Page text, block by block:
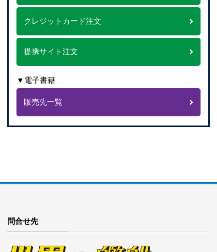
クレジットカード注文
提携サイト注文
▼電子書籍
販売先一覧
問合せ先